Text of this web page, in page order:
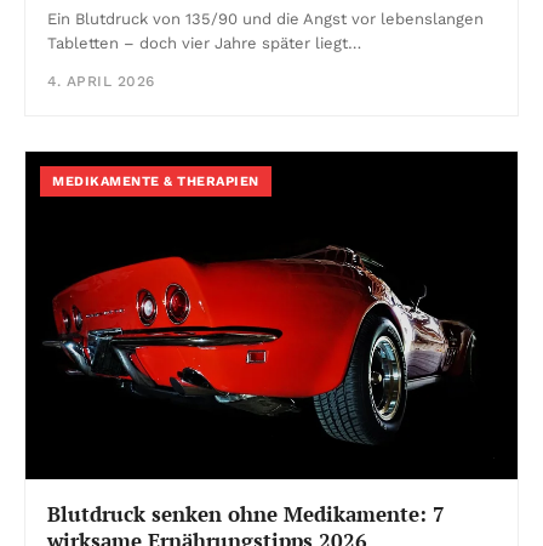
Ein Blutdruck von 135/90 und die Angst vor lebenslangen
Tabletten – doch vier Jahre später liegt…
4. APRIL 2026
MEDIKAMENTE & THERAPIEN
Blutdruck senken ohne Medikamente: 7